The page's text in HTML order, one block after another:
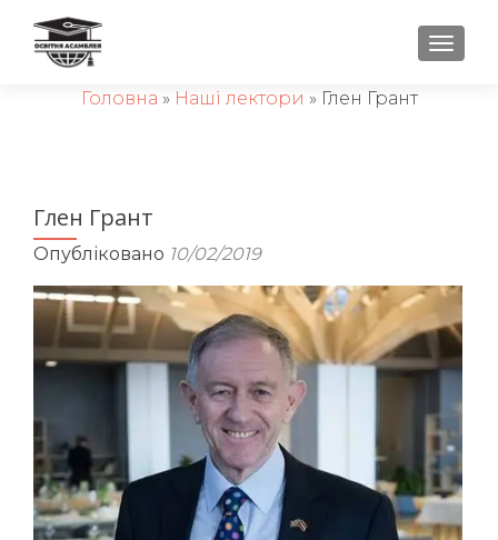
Головна » Наші лектори » Глен Грант
Глен Грант
Опубліковано 10/02/2019